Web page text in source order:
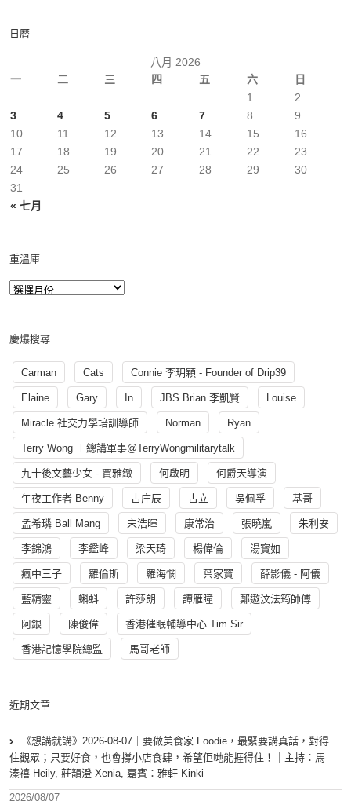
日曆
八月 2026
一
二 三 四 五 六 日
« 七月
1
2
3
4 5 6 7 8
9
10
11 12 13 14 15
16
17
18 19 20 21 22
23
24
25 26 27 28 29
30
31
重溫庫
慶爆搜尋
Carman Cats Connie 李玥穎 - Founder of Drip39
Elaine Gary In JBS Brian 李凱賢 Louise
Miracle 社交力學培訓導師 Norman Ryan
Terry Wong 王總講軍事@TerryWongmilitarytalk
九十後文藝少女 - 賈雅緻 何啟明 何爵天導演
午夜工作者 Benny 古庄辰 古立 吳佩孚 基哥
孟希璘 Ball Mang 宋浩暉 康常治 張曉嵐 朱利安
李錦鴻 李鑑峰 梁天琦 楊偉倫 湯寳如
瘋中三子 羅倫斯 羅海憫 葉家寶 薛影儀 - 阿儀
藍精靈 蝌蚪 許莎朗 譚雁瞳 鄭遨汶法筠師傅
阿銀 陳俊偉 香港催眠輔導中心 Tim Sir
香港記憶學院總監 馬哥老師
近期文章
《想講就講》2026-08-07｜要做美食家 Foodie，最緊要講真話，對得
住觀眾；只要好食，也會撐小店食肆，希望佢哋能捱得住！｜主持：馬
溱禧 Heily, 莊韻澄 Xenia, 嘉賓：雅軒 Kinki
2026/08/07